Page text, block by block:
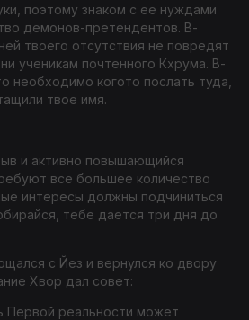
поэтому знаком с ее нуждами
демонов-­претендентов. В-
твоего отсутствия не повредят
ученикам почтенного Кхрума. В-
необходимо когото послать туда,
твое имя.
и активно повышающийся
все большее количество
интересы должны подчиниться
тебе дается три дня до
с Йез и вернулся ко двору
Хвор дал совет:
реальности может